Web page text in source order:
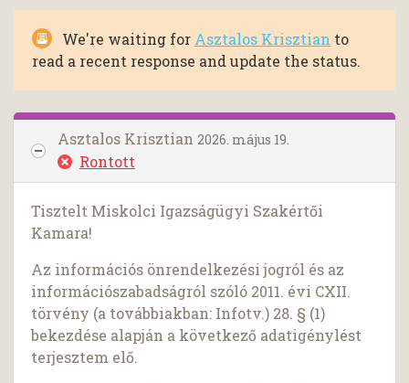
We're waiting for Asztalos Krisztian to
read a recent response and update the status.
Asztalos Krisztian 2026. május 19.
Rontott
Tisztelt Miskolci Igazságügyi Szakértői
Kamara!
Az információs önrendelkezési jogról és az
információszabadságról szóló 2011. évi CXII.
törvény (a továbbiakban: Infotv.) 28. § (1)
bekezdése alapján a következő adatigénylést
terjesztem elő.